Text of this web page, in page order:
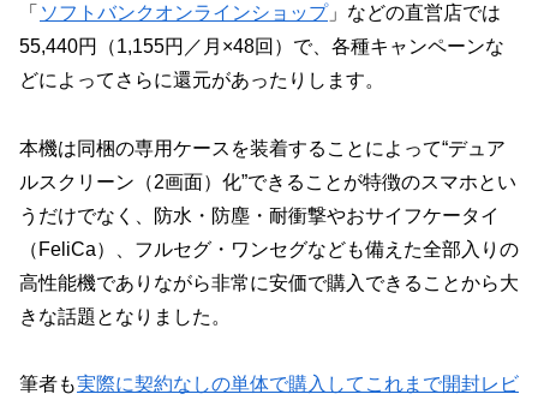
「 ソフトバンクオンラインショップ」などの直営店では
55,440円（1,155円／月×48回）で、各種キャンペーンな
どによってさらに還元があったりします。
本機は同梱の専用ケースを装着することによって“デュア
ルスクリーン（2画面）化”できることが特徴のスマホとい
うだけでなく、防水・防塵・耐衝撃やおサイフケータイ
（FeliCa）、フルセグ・ワンセグなども備えた全部入りの
高性能機でありながら非常に安価で購入できることから大
きな話題となりました。
筆者も実際に契約なしの単体で購入してこれまで開封レビ